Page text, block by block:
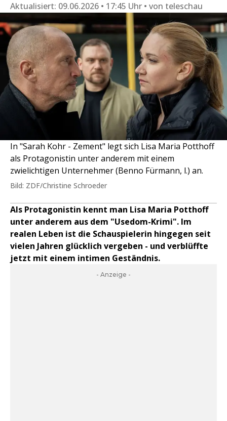
Aktualisiert: 09.06.2026 • 17:45 Uhr von teleschau
In "Sarah Kohr - Zement" legt sich Lisa Maria Potthoff
als Protagonistin unter anderem mit einem
zwielichtigen Unternehmer (Benno Fürmann, l.) an.
Bild: ZDF/Christine Schroeder
Als Protagonistin kennt man Lisa Maria Potthoff
unter anderem aus dem "Usedom-Krimi". Im
realen Leben ist die Schauspielerin hingegen seit
vielen Jahren glücklich vergeben - und verblüffte
jetzt mit einem intimen Geständnis.
- Anzeige -